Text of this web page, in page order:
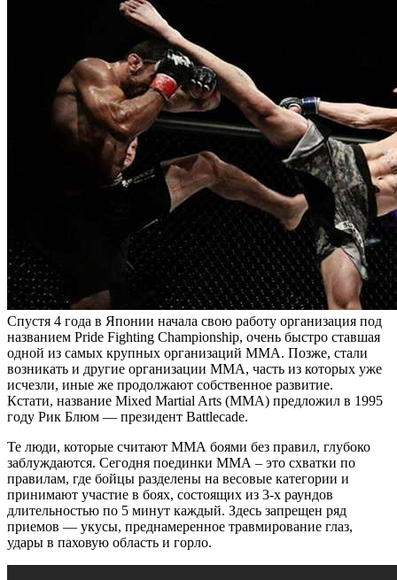
Спустя 4 года в Японии начала свою работу организация под
названием Pride Fighting Championship, очень быстро ставшая
одной из самых крупных организаций ММА. Позже, стали
возникать и другие организации ММА, часть из которых уже
исчезли, иные же продолжают собственное развитие.
Кстати, название Mixed Martial Arts (ММА) предложил в 1995
году Рик Блюм — президент Battlecade.
Те люди, которые считают ММА боями без правил, глубоко
заблуждаются. Сегодня поединки ММА – это схватки по
правилам, где бойцы разделены на весовые категории и
принимают участие в боях, состоящих из 3-х раундов
длительностью по 5 минут каждый. Здесь запрещен ряд
приемов — укусы, преднамеренное травмирование глаз,
удары в паховую область и горло.